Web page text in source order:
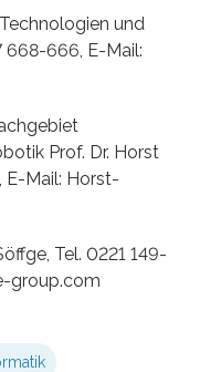
und
668-666, E-Mail:
Prof. Dr. Horst
E-Mail: Horst-
Tel. 0221 149-
group.com